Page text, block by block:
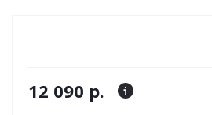
12 090 р.